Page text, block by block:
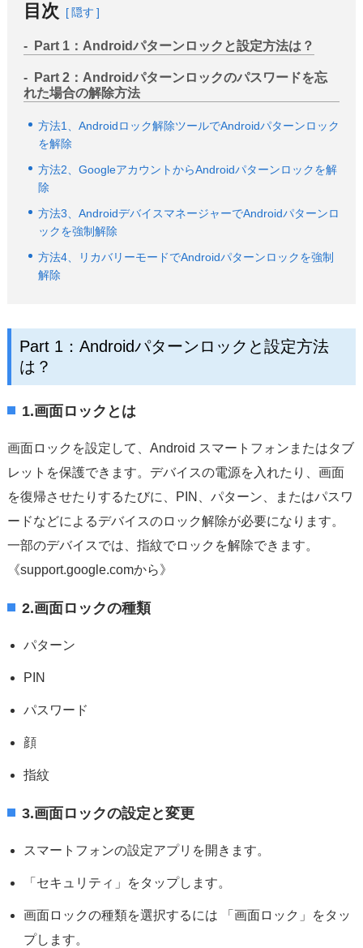
目次 隠す
Part 1：Androidパターンロックと設定方法は？
Part 2：Androidパターンロックのパスワードを忘
れた場合の解除方法
方法1、Androidロック解除ツールでAndroidパターンロック
を解除
方法2、GoogleアカウントからAndroidパターンロックを解
除
方法3、AndroidデバイスマネージャーでAndroidパターンロ
ックを強制解除
方法4、リカバリーモードでAndroidパターンロックを強制
解除
Part 1：Androidパターンロックと設定方法
は？
1.画面ロックとは
画面ロックを設定して、Android スマートフォンまたはタブ
レットを保護できます。デバイスの電源を入れたり、画面
を復帰させたりするたびに、PIN、パターン、またはパスワ
ードなどによるデバイスのロック解除が必要になります。
一部のデバイスでは、指紋でロックを解除できます。
《support.google.comから》
2.画面ロックの種類
パターン
PIN
パスワード
顔
指紋
3.画面ロックの設定と変更
スマートフォンの設定アプリを開きます。
「セキュリティ」をタップします。
画面ロックの種類を選択するには 「画面ロック」をタッ
プします。